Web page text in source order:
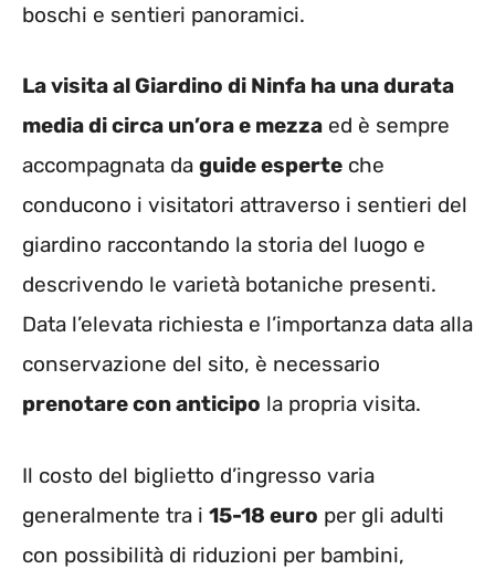
boschi e sentieri panoramici.
La visita al Giardino di Ninfa ha una durata
media di circa un’ora e mezza ed è sempre
accompagnata da guide esperte che
conducono i visitatori attraverso i sentieri del
giardino raccontando la storia del luogo e
descrivendo le varietà botaniche presenti.
Data l’elevata richiesta e l’importanza data alla
conservazione del sito, è necessario
prenotare con anticipo la propria visita.
Il costo del biglietto d’ingresso varia
generalmente tra i 15-18 euro per gli adulti
con possibilità di riduzioni per bambini,